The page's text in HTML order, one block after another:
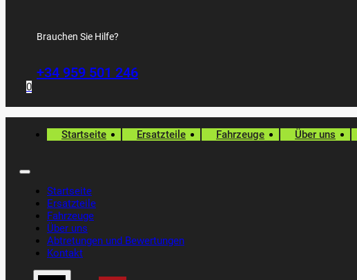
Brauchen Sie Hilfe?
+34 959 501 246
0
Startseite Ersatzteile Fahrzeuge Über uns
Startseite
Ersatzteile
Fahrzeuge
Über uns
Abtretungen und Bewertungen
Kontakt